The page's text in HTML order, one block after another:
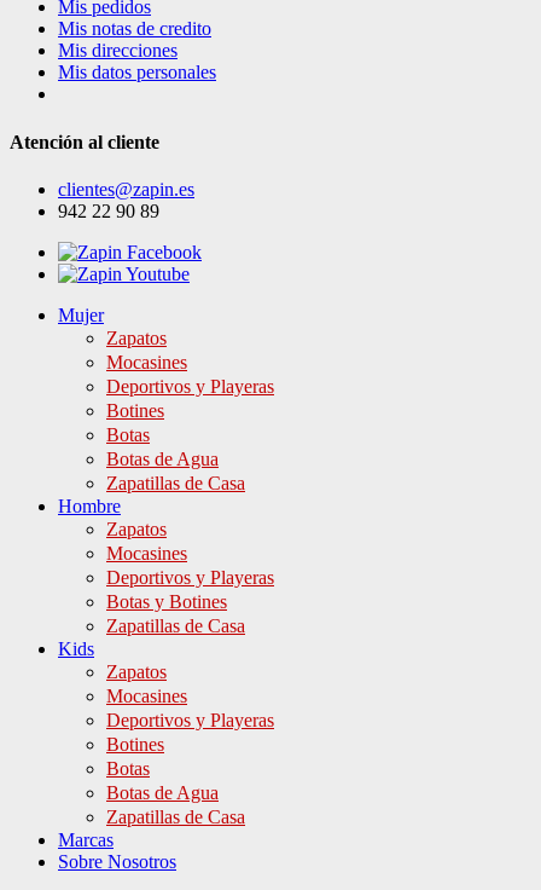
Mis pedidos
Mis notas de credito
Mis direcciones
Mis datos personales
Atención al cliente
clientes@zapin.es
942 22 90 89
Mujer
Zapatos
Mocasines
Deportivos y Playeras
Botines
Botas
Botas de Agua
Zapatillas de Casa
Hombre
Zapatos
Mocasines
Deportivos y Playeras
Botas y Botines
Zapatillas de Casa
Kids
Zapatos
Mocasines
Deportivos y Playeras
Botines
Botas
Botas de Agua
Zapatillas de Casa
Marcas
Sobre Nosotros